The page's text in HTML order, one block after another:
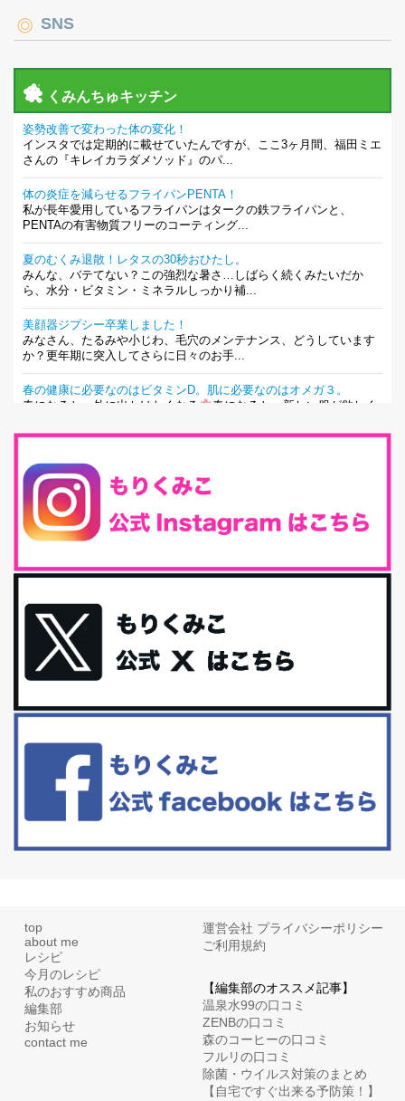
SNS
くみんちゅキッチン
姿勢改善で変わった体の変化！
インスタでは定期的に載せていたんですが、ここ3ヶ月間、福田ミエ
さんの『キレイカラダメソッド』のパ...
体の炎症を減らせるフライパンPENTA！
私が長年愛用しているフライパンはタークの鉄フライパンと、
PENTAの有害物質フリーのコーティング...
夏のむくみ退散！レタスの30秒おひたし。
みんな、バテてない？この強烈な暑さ…しばらく続くみたいだか
ら、水分・ビタミン・ミネラルしっかり補...
美顔器ジプシー卒業しました！
みなさん、たるみや小じわ、毛穴のメンテナンス、どうしています
か？更年期に突入してさらに日々のお手...
春の健康に必要なのはビタミンD。肌に必要なのはオメガ３。
春になると、外に出かけたくなる
春になると、新しい服が欲しく
最近、グラノーラ迷子になっていた私です。が、と〜〜〜っても美
味しくて栄養たっぷりのグラノーラを発...
腸活は「食事」だけだと思っていませんか？私の腸活完全版！
腸内環境を整えることは、健康維持の中でいっちばん大事！だと私
最近お風呂上がりの炭酸水をシリカシリカにしているんだけど確か
に髪と爪が丈夫になった気がする。炭酸...
体に優しい、私のふるさと納税５選。
今回は、最近毎回定期的に購入している「楽天ふるさと納税」の返
礼品トップ５を紹介します。今までいろ...
更年期を穏やかに乗りきるために今できる５つのこと。
といった更年期症状はまだ...
top
about me
レシピ
今月のレシピ
私のおすすめ商品
編集部
お知らせ
contact me
運営会社 プライバシーポリシー
ご利用規約
【編集部のオススメ記事】
温泉水99の口コミ
ZENBの口コミ
森のコーヒーの口コミ
フルリの口コミ
除菌・ウイルス対策のまとめ
【自宅ですぐ出来る予防策！】